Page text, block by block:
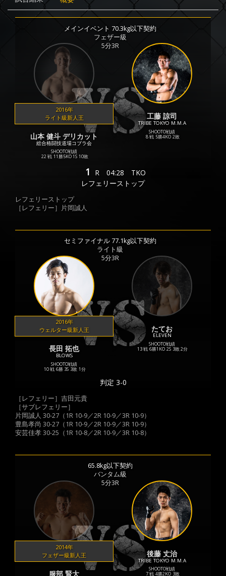
メインイベント 70.3kg以下契約
フェザー級
5分3R
2016年
ライト級新人王
山本 健斗 デリカット
総合格闘技道場コブラ会
SHOOTO戦績
22 戦 11勝5KO 1S 10敗
工藤 諒司
TRIBE TOKYO M.M.A
SHOOTO戦績
8 戦 5勝4KO 2敗
1 R 04:28
TKO
レフェリーストップ
レフェリーストップ
［レフェリー］片岡誠人
セミファイナル 77.1kg以下契約
ライト級
5分3R
2016年
ウェルター級新人王
長田 拓也
BLOWS
SHOOTO戦績
10 戦 6勝 3S 3敗 1分
たてお
ELEVEN
SHOOTO戦績
13 戦 6勝1KO 2S 3敗 2分
判定 3-0
［レフェリー］吉田元貴
［サブレフェリー］
片岡誠人 30-27（1R 10-9／2R 10-9／3R 10-9）
豊島孝尚 30-27（1R 10-9／2R 10-9／3R 10-9）
安芸佳孝 30-25（1R 10-8／2R 10-9／3R 10-8）
65.8kg以下契約
バンタム級
5分3R
2014年
フェザー級新人王
服部 賢大
後藤 丈治
TRIBE TOKYO M.M.A
SHOOTO戦績
7 戦 4勝2KO 3敗